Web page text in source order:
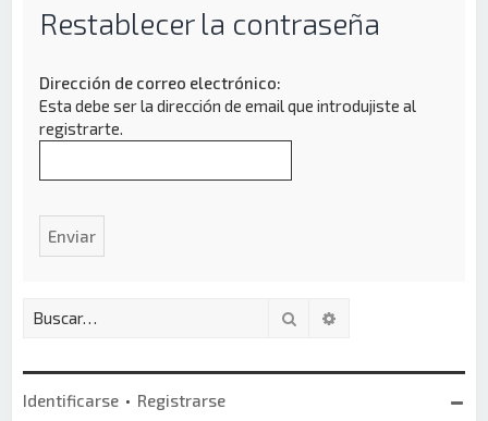
Restablecer la contraseña
Dirección de correo electrónico:
Esta debe ser la dirección de email que introdujiste al
registrarte.
Buscar
Identificarse • Registrarse